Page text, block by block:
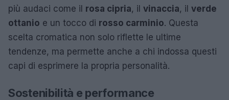
più audaci come il rosa cipria, il vinaccia, il verde
ottanio e un tocco di rosso carminio. Questa
scelta cromatica non solo riflette le ultime
tendenze, ma permette anche a chi indossa questi
capi di esprimere la propria personalità.
Sostenibilità e performance